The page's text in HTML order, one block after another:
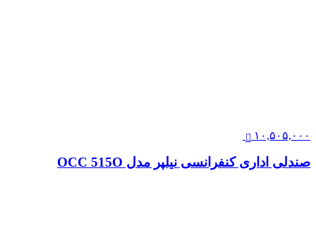
۱۰,۵۰۵,۰۰۰
صندلی اداری کنفرانسی نیلپر مدل OCC 515O